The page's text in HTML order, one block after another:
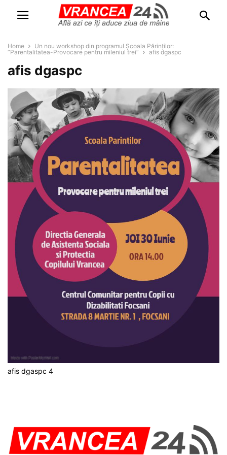
Home
Un nou workshop din programul Școala Părinților:
”Parentalitatea-Provocare pentru mileniul trei”
afis dgaspc
afis dgaspc
afis dgaspc 4